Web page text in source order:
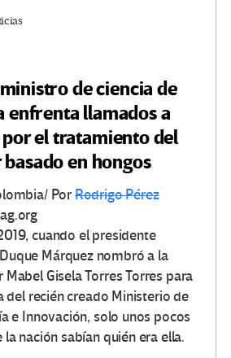
de ciencia de
enfrenta llamados a
el tratamiento del
en hongos
PorRodrigo Pérez
cuando el presidente
Márquez nombró a la
Gisela Torres Torres para
del recién creado Ministerio de
e Innovación, solo unos pocos
nación sabían quién era ella.